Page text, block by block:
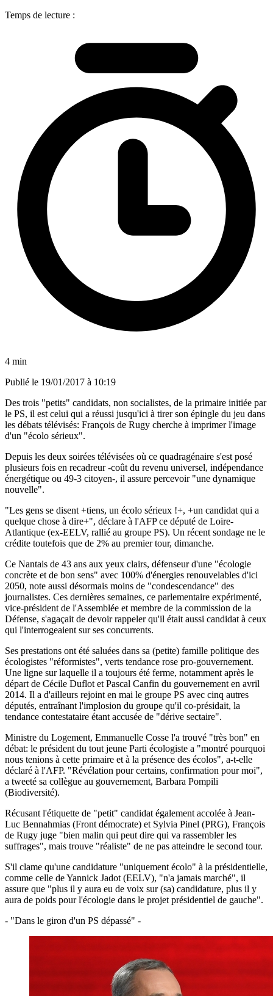
Temps de lecture :
4 min
Publié le 19/01/2017 à 10:19
Des trois "petits" candidats, non socialistes, de la primaire initiée par
le PS, il est celui qui a réussi jusqu'ici à tirer son épingle du jeu dans
les débats télévisés: François de Rugy cherche à imprimer l'image
d'un "écolo sérieux".
Depuis les deux soirées télévisées où ce quadragénaire s'est posé
plusieurs fois en recadreur -coût du revenu universel, indépendance
énergétique ou 49-3 citoyen-, il assure percevoir "une dynamique
nouvelle".
"Les gens se disent +tiens, un écolo sérieux !+, +un candidat qui a
quelque chose à dire+", déclare à l'AFP ce député de Loire-
Atlantique (ex-EELV, rallié au groupe PS). Un récent sondage ne le
crédite toutefois que de 2% au premier tour, dimanche.
Ce Nantais de 43 ans aux yeux clairs, défenseur d'une "écologie
concrète et de bon sens" avec 100% d'énergies renouvelables d'ici
2050, note aussi désormais moins de "condescendance" des
journalistes. Ces dernières semaines, ce parlementaire expérimenté,
vice-président de l'Assemblée et membre de la commission de la
Défense, s'agaçait de devoir rappeler qu'il était aussi candidat à ceux
qui l'interrogeaient sur ses concurrents.
Ses prestations ont été saluées dans sa (petite) famille politique des
écologistes "réformistes", verts tendance rose pro-gouvernement.
Une ligne sur laquelle il a toujours été ferme, notamment après le
départ de Cécile Duflot et Pascal Canfin du gouvernement en avril
2014. Il a d'ailleurs rejoint en mai le groupe PS avec cinq autres
députés, entraînant l'implosion du groupe qu'il co-présidait, la
tendance contestataire étant accusée de "dérive sectaire".
Ministre du Logement, Emmanuelle Cosse l'a trouvé "très bon" en
débat: le président du tout jeune Parti écologiste a "montré pourquoi
nous tenions à cette primaire et à la présence des écolos", a-t-elle
déclaré à l'AFP. "Révélation pour certains, confirmation pour moi",
a tweeté sa collègue au gouvernement, Barbara Pompili
(Biodiversité).
Récusant l'étiquette de "petit" candidat également accolée à Jean-
Luc Bennahmias (Front démocrate) et Sylvia Pinel (PRG), François
de Rugy juge "bien malin qui peut dire qui va rassembler les
suffrages", mais trouve "réaliste" de ne pas atteindre le second tour.
S'il clame qu'une candidature "uniquement écolo" à la présidentielle,
comme celle de Yannick Jadot (EELV), "n'a jamais marché", il
assure que "plus il y aura eu de voix sur (sa) candidature, plus il y
aura de poids pour l'écologie dans le projet présidentiel de gauche".
- "Dans le giron d'un PS dépassé" -